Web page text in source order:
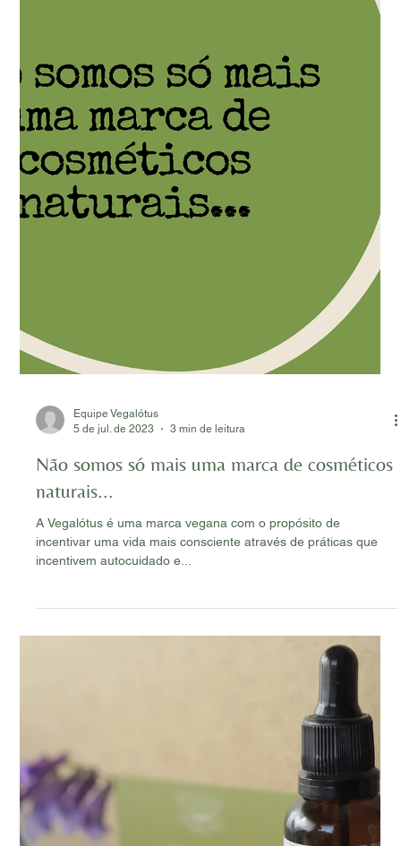
Equipe Vegalótus
4 de out. de 2023
2 min de leitura
O Poder dos Cosméticos Veganos: Uma
Alternativa Consciente aos Testes em Animais
No mundo dos cosméticos, existem duas tendências que têm